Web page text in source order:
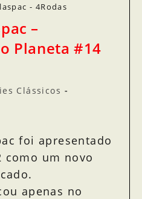
- 4Rodas
–
Planeta #14
Clássicos
foi apresentado
como um novo
apenas no